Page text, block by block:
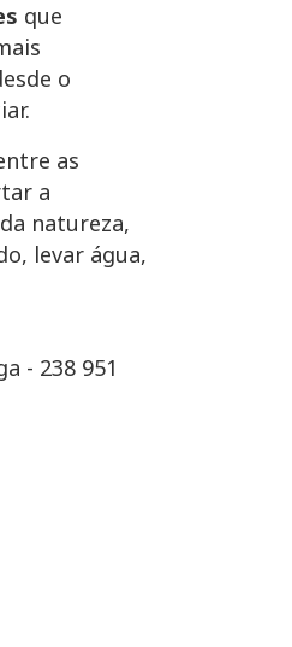
que
o
as
a
natureza,
levar água,
- 238 951